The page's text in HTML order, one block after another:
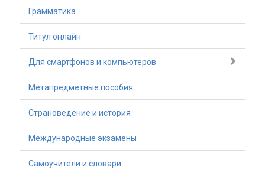
Грамматика
Титул онлайн
Для смартфонов и компьютеров
Метапредметные пособия
Страноведение и история
Международные экзамены
Самоучители и словари